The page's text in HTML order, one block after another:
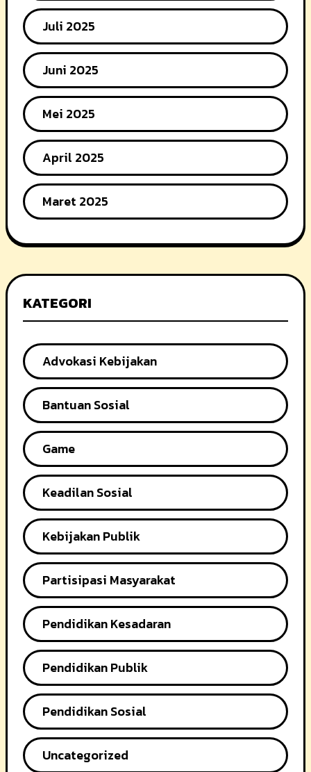
Juli 2025
Juni 2025
Mei 2025
April 2025
Maret 2025
KATEGORI
Advokasi Kebijakan
Bantuan Sosial
Game
Keadilan Sosial
Kebijakan Publik
Partisipasi Masyarakat
Pendidikan Kesadaran
Pendidikan Publik
Pendidikan Sosial
Uncategorized